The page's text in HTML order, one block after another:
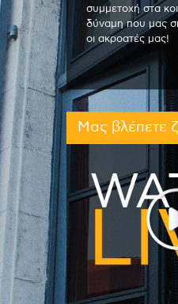
συμμετοχή στα
δύναμη που μας
οι ακροατές μας!
Μας βλέπετε